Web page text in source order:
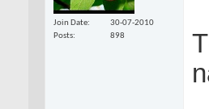
Join Date
30-07-2010
Posts
898